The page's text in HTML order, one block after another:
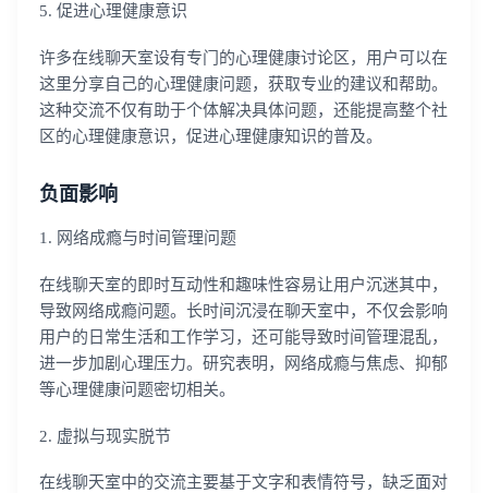
5. 促进心理健康意识
许多在线聊天室设有专门的心理健康讨论区，用户可以在
这里分享自己的心理健康问题，获取专业的建议和帮助。
这种交流不仅有助于个体解决具体问题，还能提高整个社
区的心理健康意识，促进心理健康知识的普及。
负面影响
1. 网络成瘾与时间管理问题
在线聊天室的即时互动性和趣味性容易让用户沉迷其中，
导致网络成瘾问题。长时间沉浸在聊天室中，不仅会影响
用户的日常生活和工作学习，还可能导致时间管理混乱，
进一步加剧心理压力。研究表明，网络成瘾与焦虑、抑郁
等心理健康问题密切相关。
2. 虚拟与现实脱节
在线聊天室中的交流主要基于文字和表情符号，缺乏面对